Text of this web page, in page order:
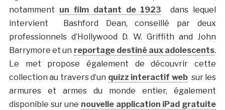
notamment un film datant de 1923 dans lequel
intervient Bashford Dean, conseillé par deux
professionnels d’Hollywood D. W. Griffith and John
Barrymore et un reportage destiné aux adolescents.
Le met propose également de découvrir cette
collection au travers d’un quizz interactif websur les
armures et armes du monde entier, également
disponible sur une nouvelle application iPad gratuite